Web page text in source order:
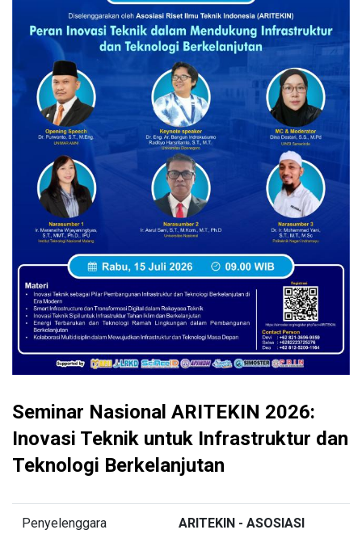
Seminar Nasional ARITEKIN 2026:
Inovasi Teknik untuk Infrastruktur dan
Teknologi Berkelanjutan
Penyelenggara
ARITEKIN - ASOSIASI